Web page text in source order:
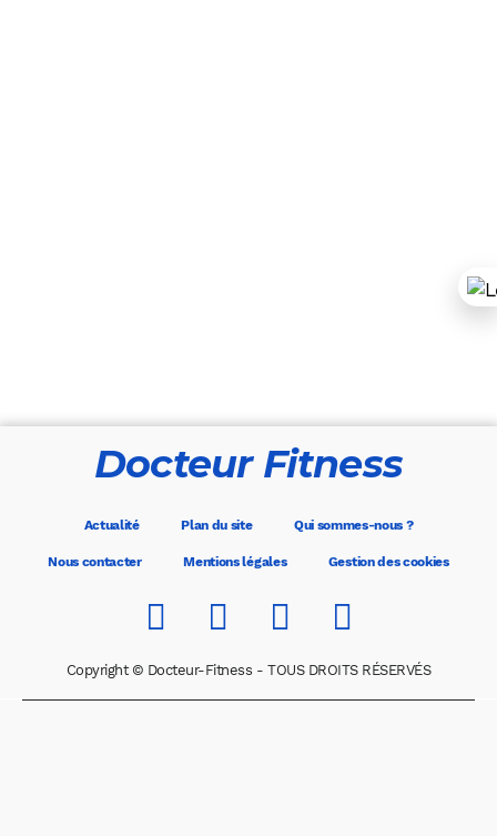
Docteur Fitness
Actualité Plan du site Qui sommes-nous ?
Nous contacter Mentions légales Gestion des cookies
Copyright © Docteur-Fitness - TOUS DROITS RÉSERVÉS